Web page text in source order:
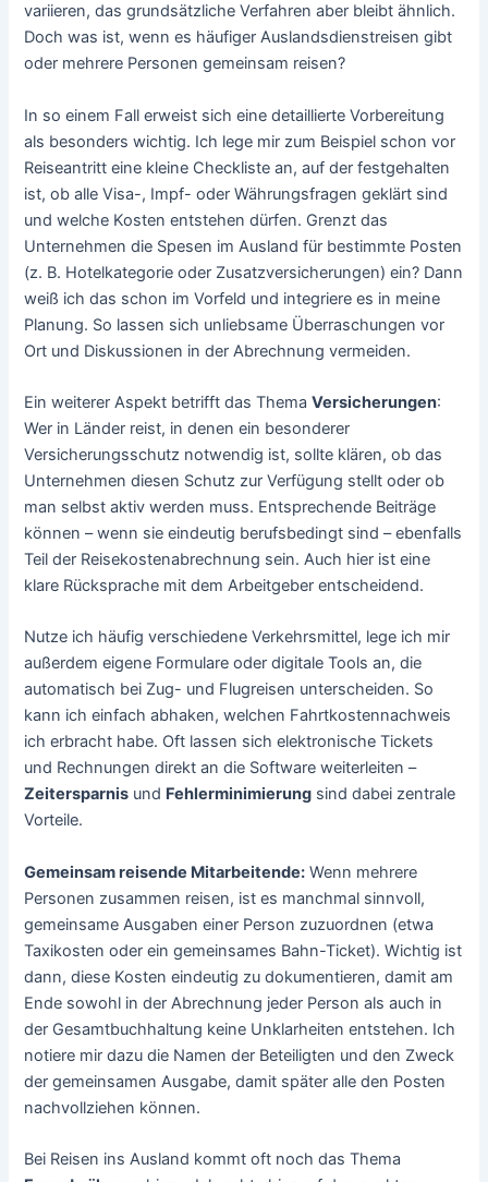
variieren, das grundsätzliche Verfahren aber bleibt ähnlich.
Doch was ist, wenn es häufiger Auslandsdienstreisen gibt
oder mehrere Personen gemeinsam reisen?
In so einem Fall erweist sich eine detaillierte Vorbereitung
als besonders wichtig. Ich lege mir zum Beispiel schon vor
Reiseantritt eine kleine Checkliste an, auf der festgehalten
ist, ob alle Visa-, Impf- oder Währungsfragen geklärt sind
und welche Kosten entstehen dürfen. Grenzt das
Unternehmen die Spesen im Ausland für bestimmte Posten
(z. B. Hotelkategorie oder Zusatzversicherungen) ein? Dann
weiß ich das schon im Vorfeld und integriere es in meine
Planung. So lassen sich unliebsame Überraschungen vor
Ort und Diskussionen in der Abrechnung vermeiden.
Ein weiterer Aspekt betrifft das ThemaVersicherungen:
Wer in Länder reist, in denen ein besonderer
Versicherungsschutz notwendig ist, sollte klären, ob das
Unternehmen diesen Schutz zur Verfügung stellt oder ob
man selbst aktiv werden muss. Entsprechende Beiträge
können – wenn sie eindeutig berufsbedingt sind – ebenfalls
Teil der Reisekostenabrechnung sein. Auch hier ist eine
klare Rücksprache mit dem Arbeitgeber entscheidend.
Nutze ich häufig verschiedene Verkehrsmittel, lege ich mir
außerdem eigene Formulare oder digitale Tools an, die
automatisch bei Zug- und Flugreisen unterscheiden. So
kann ich einfach abhaken, welchen Fahrtkostennachweis
ich erbracht habe. Oft lassen sich elektronische Tickets
und Rechnungen direkt an die Software weiterleiten –
Zeitersparnis und Fehlerminimierung sind dabei zentrale
Vorteile.
Gemeinsam reisende Mitarbeitende: Wenn mehrere
Personen zusammen reisen, ist es manchmal sinnvoll,
gemeinsame Ausgaben einer Person zuzuordnen (etwa
Taxikosten oder ein gemeinsames Bahn-Ticket). Wichtig ist
dann, diese Kosten eindeutig zu dokumentieren, damit am
Ende sowohl in der Abrechnung jeder Person als auch in
der Gesamtbuchhaltung keine Unklarheiten entstehen. Ich
notiere mir dazu die Namen der Beteiligten und den Zweck
der gemeinsamen Ausgabe, damit später alle den Posten
nachvollziehen können.
Bei Reisen ins Ausland kommt oft noch das Thema